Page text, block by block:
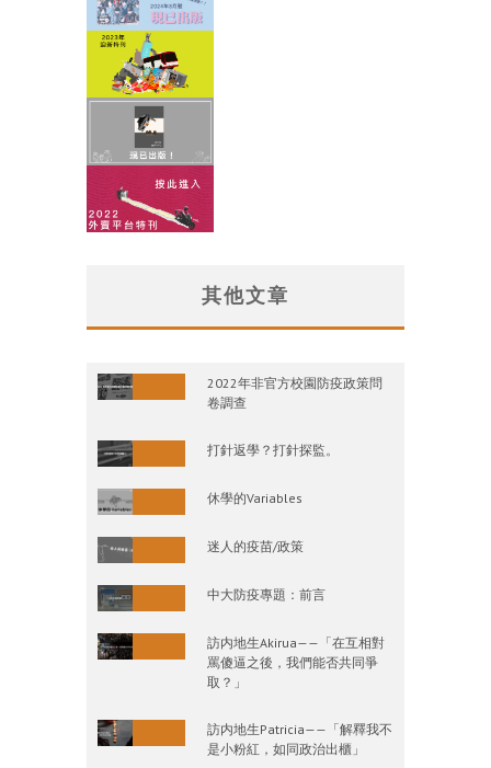
其他文章
2022年非官方校園防疫政策問
卷調查
打針返學？打針探監。
休學的Variables
迷人的疫苗/政策
中大防疫專題：前言
訪内地生Akirua——「在互相對
罵傻逼之後，我們能否共同爭
取？」
訪内地生Patricia——「解釋我不
是小粉紅，如同政治出櫃」